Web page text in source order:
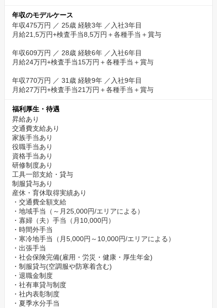
年収のモデルケース
年収475万円 ／ 25歳 経験3年 ／入社3年目
月給21,5万円+検査手当8,5万円＋各種手当＋賞与
年収609万円 ／ 28歳 経験6年 ／入社6年目
月給24万円+検査手当15万円＋各種手当＋賞与
年収770万円 ／ 31歳 経験9年 ／入社9年目
月給27万円+検査手当21万円＋各種手当＋賞与
福利厚生・待遇
昇給あり
交通費支給あり
家族手当あり
役職手当あり
資格手当あり
研修制度あり
工具一部支給・貸与
制服貸与あり
産休・育休取得実績あり
・交通費全額支給
・地域手当（～月25,000円/エリアによる）
・寡婦（夫）手当（月10,000円）
・時間外手当
・寒冷地手当（月5,000円～10,000円/エリアによる）
・出張手当
・社会保険完備(雇用・労災・健康・厚生年金)
・制服貸与(空調服や防寒着含む)
・退職金制度
・社有車貸与制度
・社内表彰制度
・夏季水分手当